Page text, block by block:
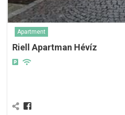
Apartment
Riell Apartman Hévíz